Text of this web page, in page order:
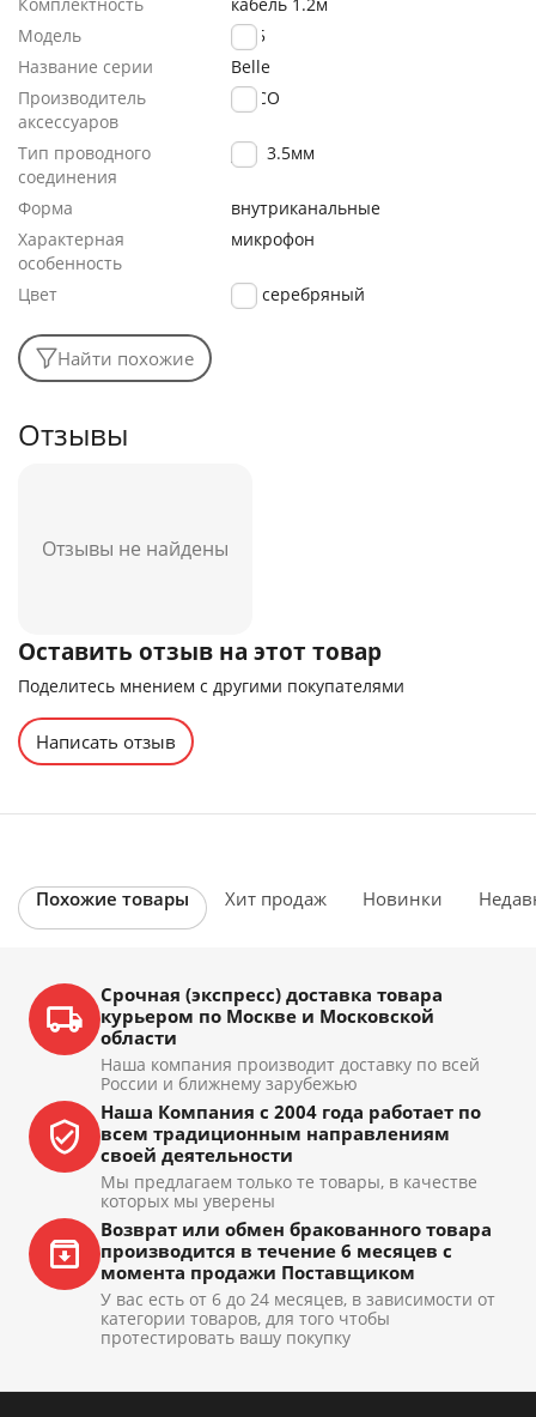
Модель
M75
Название серии
Belle
Производитель
аксессуаров
HOCO
Тип проводного
соединения
Jack 3.5мм
Форма
внутриканальные
Характерная
особенность
микрофон
Цвет серебряный
Найти похожие
Отзывы
Отзывы не найдены
Оставить отзыв на этот товар
Поделитесь мнением с другими покупателями
Написать отзыв
Похожие товары Хит продаж Новинки
Срочная (экспресс) доставка товара
курьером по Москве и Московской
области
Наша компания производит доставку по всей
России и ближнему зарубежью
Наша Компания с 2004 года работает по
всем традиционным направлениям
своей деятельности
Мы предлагаем только те товары, в качестве
которых мы уверены
Возврат или обмен бракованного товара
производится в течение 6 месяцев с
момента продажи Поставщиком
У вас есть от 6 до 24 месяцев, в зависимости от
категории товаров, для того чтобы
протестировать вашу покупку